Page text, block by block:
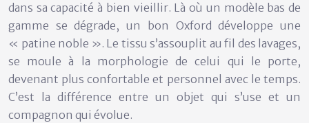
dans sa capacité à bien vieillir. Là où un modèle bas de
gamme se dégrade, un bon Oxford développe une
« patine noble ». Le tissu s’assouplit au fil des lavages,
se moule à la morphologie de celui qui le porte,
devenant plus confortable et personnel avec le temps.
C’est la différence entre un objet qui s’use et un
compagnon qui évolue.